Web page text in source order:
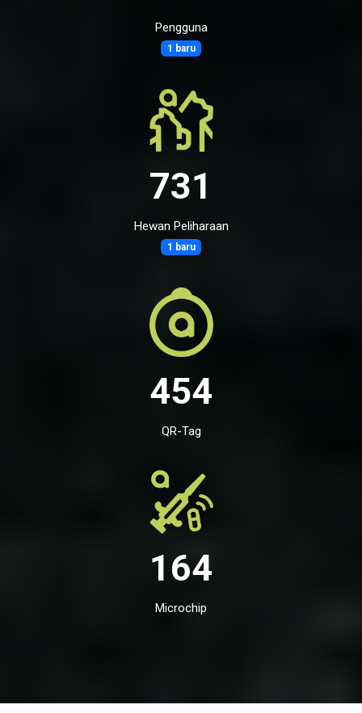
Pengguna
1 baru
731
Hewan Peliharaan
1 baru
454
QR-Tag
164
Microchip